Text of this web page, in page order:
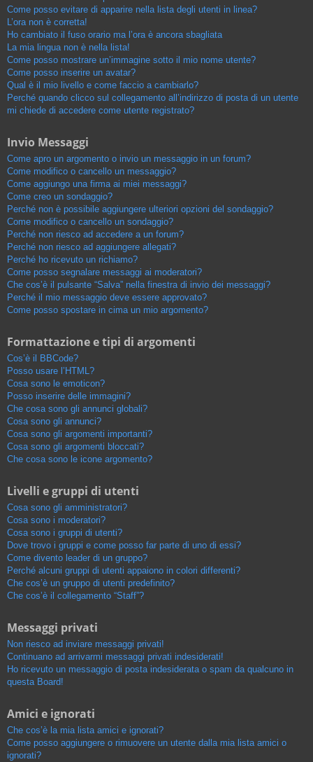
Come posso evitare di apparire nella lista degli utenti in linea?
L’ora non è corretta!
Ho cambiato il fuso orario ma l’ora è ancora sbagliata
La mia lingua non è nella lista!
Come posso mostrare un’immagine sotto il mio nome utente?
Come posso inserire un avatar?
Qual è il mio livello e come faccio a cambiarlo?
Perché quando clicco sul collegamento all’indirizzo di posta di un utente
mi chiede di accedere come utente registrato?
Invio Messaggi
Come apro un argomento o invio un messaggio in un forum?
Come modifico o cancello un messaggio?
Come aggiungo una firma ai miei messaggi?
Come creo un sondaggio?
Perché non è possibile aggiungere ulteriori opzioni del sondaggio?
Come modifico o cancello un sondaggio?
Perché non riesco ad accedere a un forum?
Perché non riesco ad aggiungere allegati?
Perché ho ricevuto un richiamo?
Come posso segnalare messaggi ai moderatori?
Che cos’è il pulsante “Salva” nella finestra di invio dei messaggi?
Perché il mio messaggio deve essere approvato?
Come posso spostare in cima un mio argomento?
Formattazione e tipi di argomenti
Cos’è il BBCode?
Posso usare l’HTML?
Cosa sono le emoticon?
Posso inserire delle immagini?
Che cosa sono gli annunci globali?
Cosa sono gli annunci?
Cosa sono gli argomenti importanti?
Cosa sono gli argomenti bloccati?
Che cosa sono le icone argomento?
Livelli e gruppi di utenti
Cosa sono gli amministratori?
Cosa sono i moderatori?
Cosa sono i gruppi di utenti?
Dove trovo i gruppi e come posso far parte di uno di essi?
Come divento leader di un gruppo?
Perché alcuni gruppi di utenti appaiono in colori differenti?
Che cos’è un gruppo di utenti predefinito?
Che cos’è il collegamento “Staff”?
Messaggi privati
Non riesco ad inviare messaggi privati!
Continuano ad arrivarmi messaggi privati indesiderati!
Ho ricevuto un messaggio di posta indesiderata o spam da qualcuno in
questa Board!
Amici e ignorati
Che cos’è la mia lista amici e ignorati?
Come posso aggiungere o rimuovere un utente dalla mia lista amici o
ignorati?